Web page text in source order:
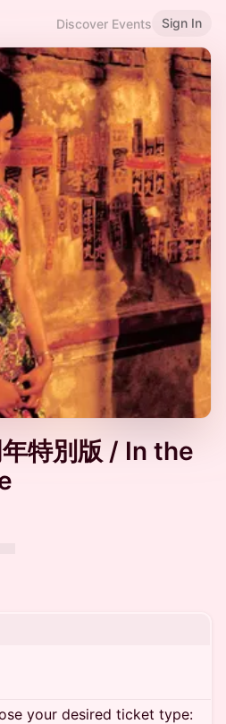
Discover Events Sign In
特別版 / In the
your desired ticket type: